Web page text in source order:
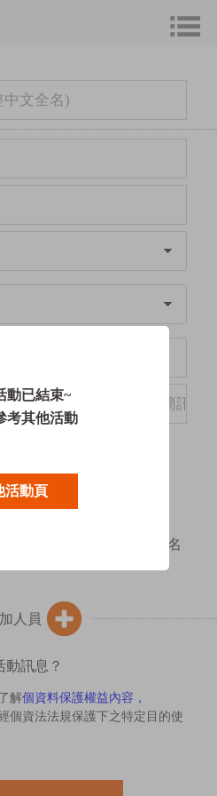
動已結束~
考其他活動
活動頁
點選立即報名才算完成報名
人員
動訊息？
解個資料保護權益內容，
個資法法規保護下之特定目的使